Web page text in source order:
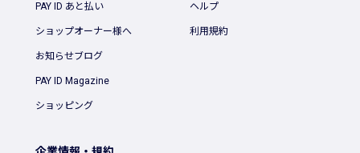
PAY ID あと払い
ショップオーナー様へ
お知らせブログ
PAY ID Magazine
ショッピング
ヘルプ
利用規約